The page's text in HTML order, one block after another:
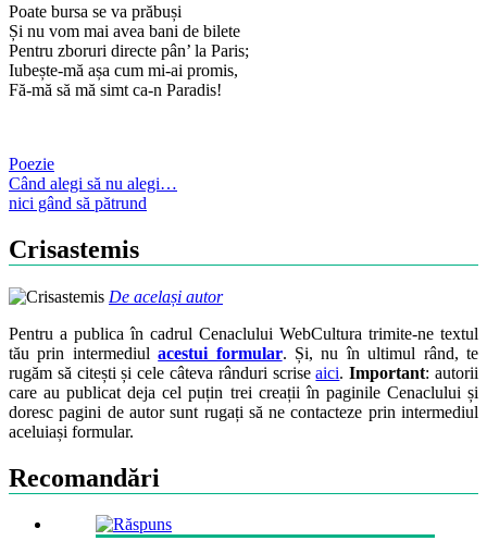
Poate bursa se va prăbuși
Și nu vom mai avea bani de bilete
Pentru zboruri directe pân’ la Paris;
Iubește-mă așa cum mi-ai promis,
Fă-mă să mă simt ca-n Paradis!
Poezie
Post
navigation
Când alegi să nu alegi…
nici gând să pătrund
Crisastemis
De același autor
Pentru a publica în cadrul Cenaclului WebCultura trimite-ne textul
tău prin intermediulacestui formular. Și, nu în ultimul rând, te
rugăm să citești și cele câteva rânduri scriseaici.Important: autorii
care au publicat deja cel puțin trei creații în paginile Cenaclului și
doresc pagini de autor sunt rugați să ne contacteze prin intermediul
aceluiași formular.
Recomandări